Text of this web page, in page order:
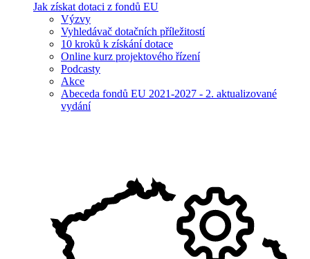
Jak získat dotaci z fondů EU
Výzvy
Vyhledávač dotačních příležitostí
10 kroků k získání dotace
Online kurz projektového řízení
Podcasty
Akce
Abeceda fondů EU 2021-2027 - 2. aktualizované
vydání